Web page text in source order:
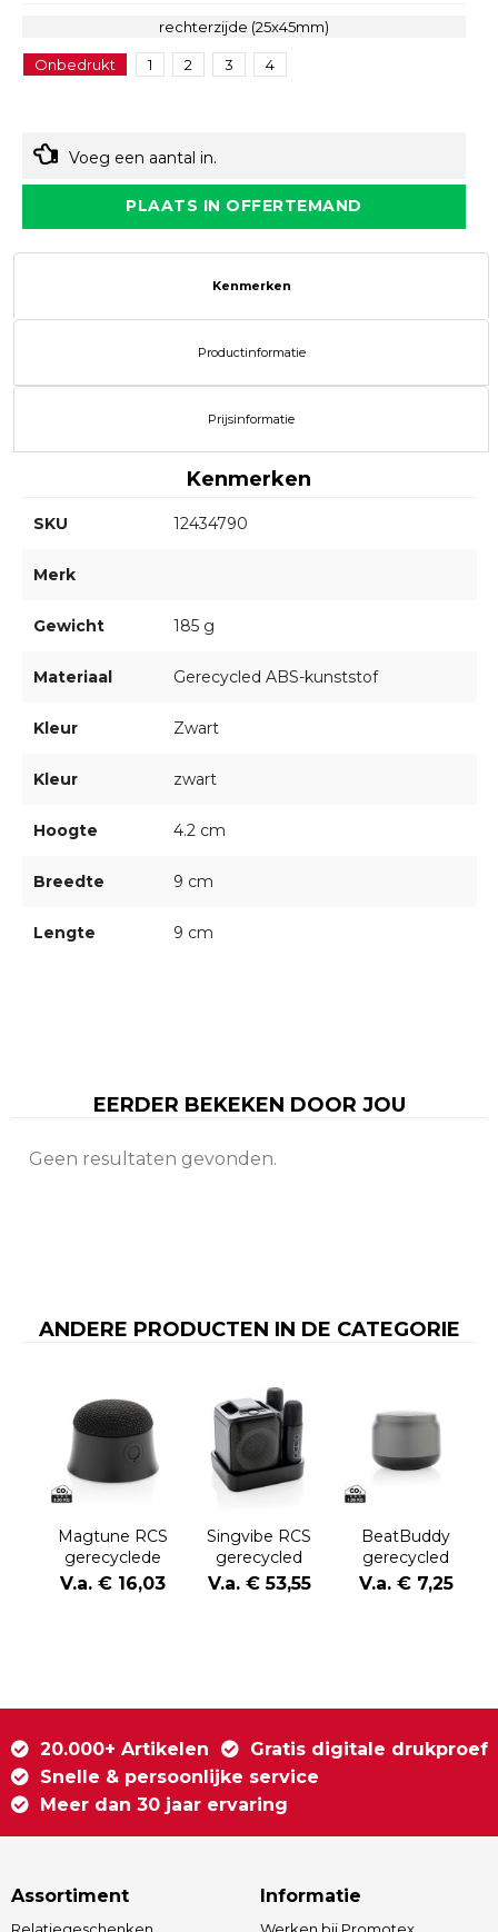
rechterzijde (25x45mm)
Onbedrukt 1 2 3 4
Voeg een aantal in.
PLAATS IN OFFERTEMAND
Kenmerken
Productinformatie
Prijsinformatie
Kenmerken
SKU 12434790
Merk
Gewicht 185 g
Materiaal Gerecycled ABS-kunststof
Kleur Zwart
Kleur zwart
Hoogte 4.2 cm
Breedte 9 cm
Lengte 9 cm
EERDER BEKEKEN DOOR JOU
Geen resultaten gevonden.
ANDERE PRODUCTEN IN DE CATEGORIE
Magtune RCS
gerecyclede
plastic
magnetische
V.a. € 16,03
Singvibe RCS
gerecycled
plastic
karaokeset met
V.a. € 53,55
BeatBuddy
gerecycled
plastic 3W-
luidspreker
V.a. € 7,25
20.000+ Artikelen
Gratis digitale drukproef
Snelle & persoonlijke service
Meer dan 30 jaar ervaring
Assortiment Informatie